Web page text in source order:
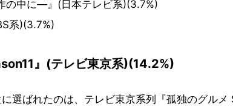
の中に―』(日本テレビ系)(3.7%)
系)(3.7%)
』(テレビ東京系)(14.2%)
選ばれたのは、テレビ東京系列『孤独のグルメ